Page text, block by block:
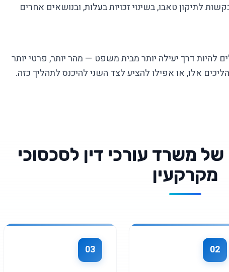
לתיקון טאבו, בשינוי זכויות בעלות, ובנושאים אחרים
להיות דרך יעילה יותר מבית משפט — מהר יותר, פרטי יותר
אלו, או אפילו להציע לצד השני להיכנס לתהליך כזה.
משרד עורכי דין לסכסוכי
מקרקעין
02
03